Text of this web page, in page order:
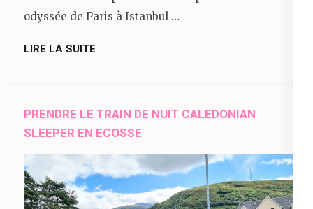
odyssée de Paris à Istanbul …
LIRE LA SUITE
PRENDRE LE TRAIN DE NUIT CALEDONIAN
SLEEPER EN ECOSSE